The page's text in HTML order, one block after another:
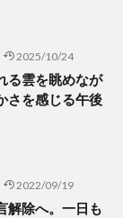
2025/10/24
る雲を眺めなが
さを感じる午後
2022/09/19
解除へ。一日も